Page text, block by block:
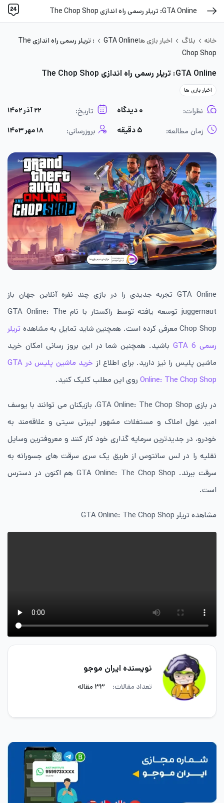
GTA Online: تریلر رسمی راه اندازی The Chop Shop
خانه بلاگ اخبار بازی ها
GTA Online: تریلر رسمی راه اندازی The
Chop Shop
GTA Online: تریلر رسمی راه اندازی The Chop Shop
اخبار بازی ها
نظرات: ۰ دیدگاه تاریخ: ۲۲ آذر ۱۴۰۲
زمان مطالعه: ۵ دقیقه بروزرسانی: ۱۸ مهر ۱۴۰۳
GTA Online تجربه جدیدی را در بازی چند نفره آنلاین جهان باز
juggernaut توسعه یافته توسط راکستار با نام
GTA Online: The
Chop Shopمعرفی کرده است. همچنین شاید تمایل به مشاهده تریلر
رسمی GTA 6
باشید. همچنین شما در این بروز رسانی امکان خرید
ماشین پلیس را نیز دارید. برای اطلاع از خرید ماشین پلیس در GTA
Online: The Chop Shop روی این مطلب کلیک کنید.
در بازی GTA Online: The Chop Shop، بازیکنان می توانند با یوسف
امیر، غول املاک و مستغلات مشهور لیبرتی سیتی و علاقه‌مند به
خودرو، در جدیدترین سرمایه گذاری خود کار کنند و معروفترین وسایل
نقلیه را در لس سانتوس از طریق یک سری سرقت های جسورانه به
سرقت ببرند. GTA Online: The Chop Shopهم اکنون در دسترس
است.
مشاهده تریلر GTA Online: The Chop Shop
نویسنده ایران موجو
تعداد مقالات: ۳۳ مقاله